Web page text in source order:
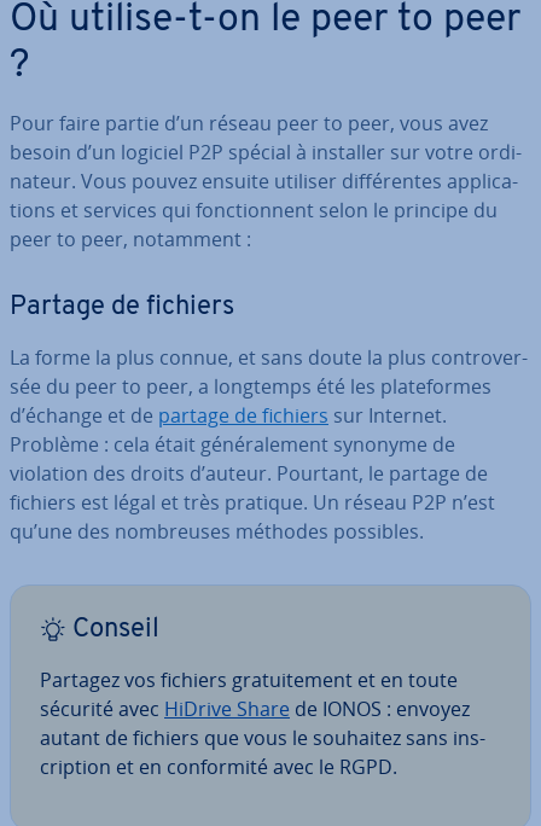
Où utilise-t-on le peer to peer
?
Pour faire partie d’un réseau peer to peer, vous avez
besoin d’un logiciel P2P spécial à installer sur votre or­di­
na­teur. Vous pouvez ensuite utiliser dif­fé­rentes ap­pli­ca­
tions et services qui fonc­tion­nent selon le principe du
peer to peer, notamment :
Partage de fichiers
La forme la plus connue, et sans doute la plus con­tro­ver­
sée du peer to peer, a longtemps été les pla­te­formes
d’échange et de partage de fichiers sur Internet.
Problème : cela était gé­né­ra­le­ment synonyme de
violation des droits d’auteur. Pourtant, le partage de
fichiers est légal et très pratique. Un réseau P2P n’est
qu’une des nom­breuses méthodes possibles.
Conseil
Partagez vos fichiers gra­tui­te­ment et en toute
sécurité avec HiDrive Share de IONOS : envoyez
autant de fichiers que vous le souhaitez sans ins­
crip­tion et en con­for­mité avec le RGPD.